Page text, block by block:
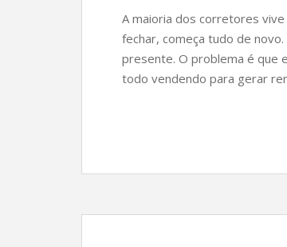
A maioria dos corretores
fechar, começa tudo de
presente. O problema é que
todo vendendo para gerar